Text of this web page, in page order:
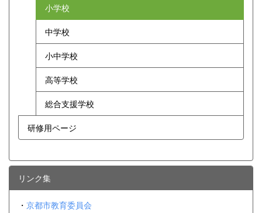
小学校
中学校
小中学校
高等学校
総合支援学校
研修用ページ
リンク集
・ 京都市教育委員会